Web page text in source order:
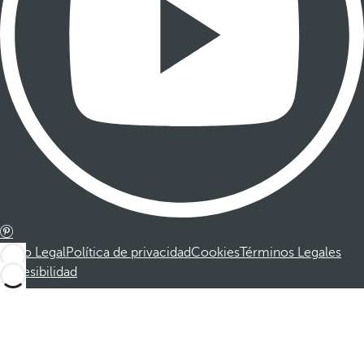
Aviso LegalPolítica de privacidadCookiesTérminos Legales
Accesibilidad